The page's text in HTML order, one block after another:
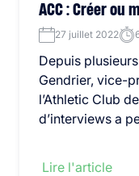
ACC : Créer ou
27 juillet 2022
Depuis
Gendrier, vice-
l’Athletic Club
d’interviews a
Lire l'article